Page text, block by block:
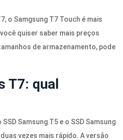
o Samgsung T7 Touch é mais
quiser saber mais preços
de armazenamento, pode
T7: qual
Samsung T5 e o SSD Samsung
vezes mais rápido. A versão